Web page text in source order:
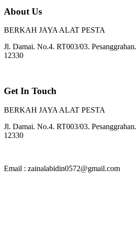
About Us
BERKAH JAYA ALAT PESTA
Jl. Damai. No.4. RT003/03.
12330
Get In Touch
BERKAH JAYA ALAT PESTA
Jl. Damai. No.4. RT003/03.
12330
Email : zainalabidin0572@gmail.com